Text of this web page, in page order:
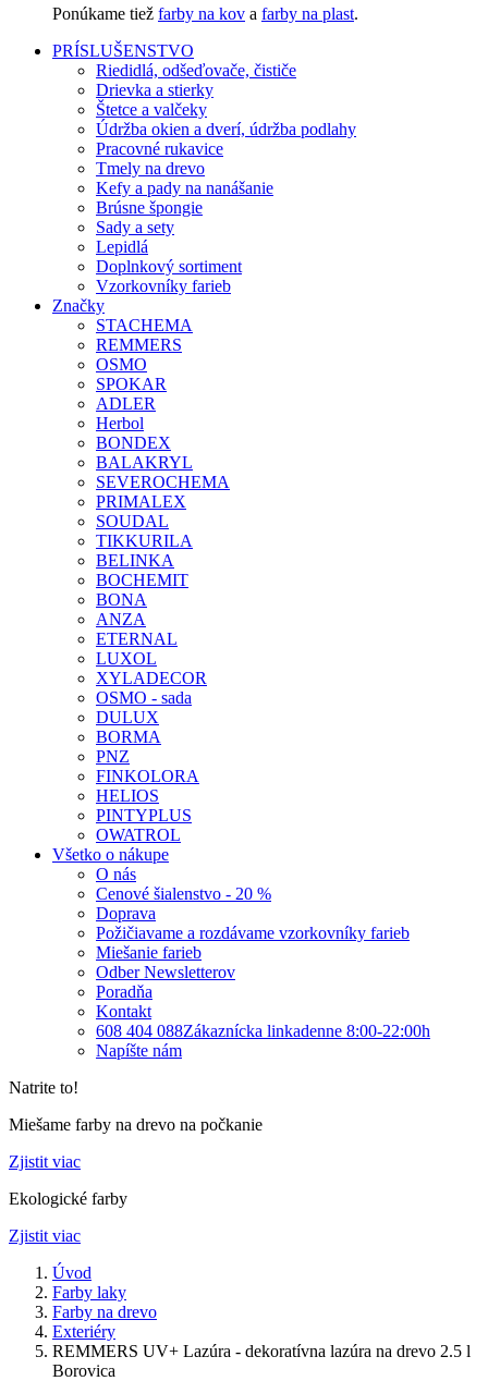
Ponúkame tiež farby na kov a farby na plast.
PRÍSLUŠENSTVO
Riedidlá, odšeďovače, čističe
Drievka a stierky
Štetce a valčeky
Údržba okien a dverí, údržba podlahy
Pracovné rukavice
Tmely na drevo
Kefy a pady na nanášanie
Brúsne špongie
Sady a sety
Lepidlá
Doplnkový sortiment
Vzorkovníky farieb
Značky
STACHEMA
REMMERS
OSMO
SPOKAR
ADLER
Herbol
BONDEX
BALAKRYL
SEVEROCHEMA
PRIMALEX
SOUDAL
TIKKURILA
BELINKA
BOCHEMIT
BONA
ANZA
ETERNAL
LUXOL
XYLADECOR
OSMO - sada
DULUX
BORMA
PNZ
FINKOLORA
HELIOS
PINTYPLUS
OWATROL
Všetko o nákupe
O nás
Cenové šialenstvo - 20 %
Doprava
Požičiavame a rozdávame vzorkovníky farieb
Miešanie farieb
Odber Newsletterov
Poradňa
Kontakt
608 404 088Zákaznícka linkadenne 8:00-22:00h
Napíšte nám
Natrite to!
Miešame farby na drevo na počkanie
Zjistit viac
Ekologické farby
Zjistit viac
Úvod
Farby laky
Farby na drevo
Exteriéry
REMMERS UV+ Lazúra - dekoratívna lazúra na drevo 2.5 l
Borovica